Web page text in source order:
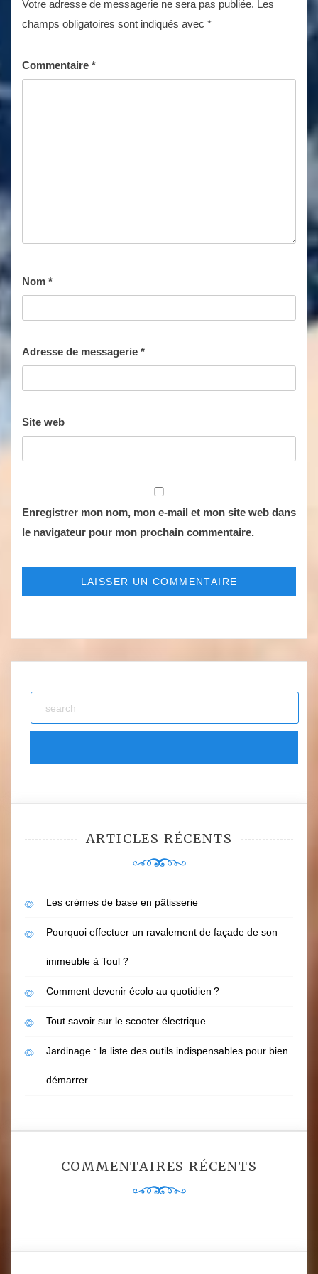
Votre adresse de messagerie ne sera pas publiée. Les
champs obligatoires sont indiqués avec *
Commentaire *
Nom *
Adresse de messagerie *
Site web
Enregistrer mon nom, mon e-mail et mon site web dans
le navigateur pour mon prochain commentaire.
ARTICLES RÉCENTS
Les crèmes de base en pâtisserie
Pourquoi effectuer un ravalement de façade de son
immeuble à Toul ?
Comment devenir écolo au quotidien ?
Tout savoir sur le scooter électrique
Jardinage : la liste des outils indispensables pour bien
démarrer
COMMENTAIRES RÉCENTS